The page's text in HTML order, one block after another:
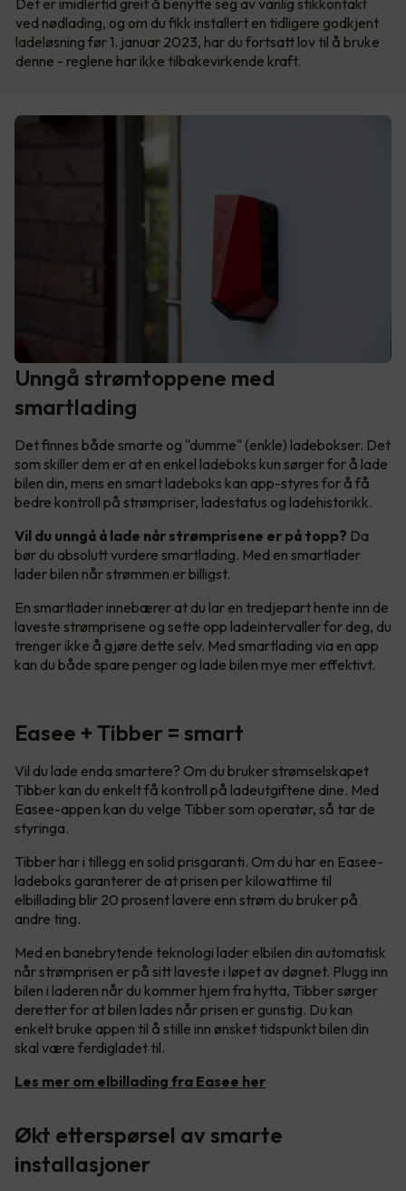
Det er imidlertid greit å benytte seg av vanlig stikkontakt
ved nødlading, og om du fikk installert en tidligere godkjent
ladeløsning før 1. januar 2023, har du fortsatt lov til å bruke
denne - reglene har ikke tilbakevirkende kraft.
Unngå strømtoppene med
smartlading
Det finnes både smarte og "dumme" (enkle) ladebokser. Det
som skiller dem er at en enkel ladeboks kun sørger for å lade
bilen din, mens en smart ladeboks kan app-styres for å få
bedre kontroll på strømpriser, ladestatus og ladehistorikk.
Vil du unngå å lade når strømprisene er på topp? Da
bør du absolutt vurdere smartlading. Med en smartlader
lader bilen når strømmen er billigst.
En smartlader innebærer at du lar en tredjepart hente inn de
laveste strømprisene og sette opp ladeintervaller for deg, du
trenger ikke å gjøre dette selv. Med smartlading via en app
kan du både spare penger og lade bilen mye mer effektivt.
Easee + Tibber = smart
Vil du lade enda smartere? Om du bruker strømselskapet
Tibber kan du enkelt få kontroll på ladeutgiftene dine. Med
Easee-appen kan du velge Tibber som operatør, så tar de
styringa.
Tibber har i tillegg en solid prisgaranti. Om du har en Easee-
ladeboks garanterer de at prisen per kilowattime til
elbillading blir 20 prosent lavere enn strøm du bruker på
andre ting.
Med en banebrytende teknologi lader elbilen din automatisk
når strømprisen er på sitt laveste i løpet av døgnet. Plugg inn
bilen i laderen når du kommer hjem fra hytta, Tibber sørger
deretter for at bilen lades når prisen er gunstig. Du kan
enkelt bruke appen til å stille inn ønsket tidspunkt bilen din
skal være ferdigladet til.
Les mer om elbillading fra Easee her
Økt etterspørsel av smarte
installasjoner